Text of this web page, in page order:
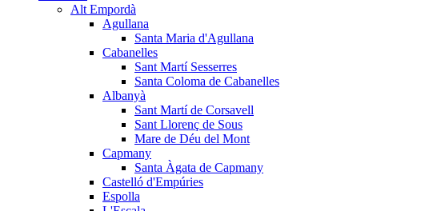
Alt Empordà
Agullana
Santa Maria d'Agullana
Cabanelles
Sant Martí Sesserres
Santa Coloma de Cabanelles
Albanyà
Sant Martí de Corsavell
Sant Llorenç de Sous
Mare de Déu del Mont
Capmany
Santa Àgata de Capmany
Castelló d'Empúries
Espolla